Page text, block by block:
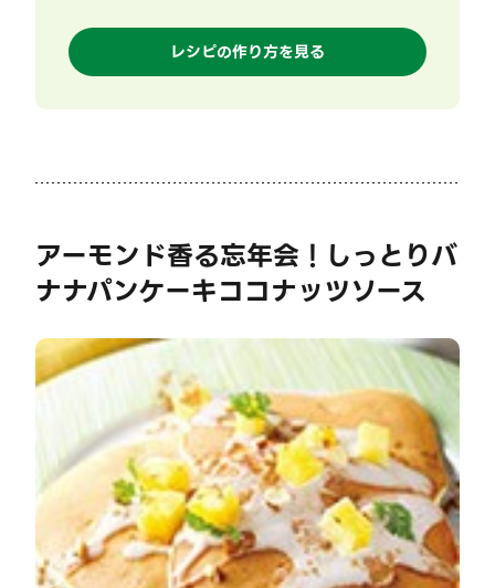
レシピの作り方を見る
アーモンド香る忘年会！しっとりバ
ナナパンケーキココナッツソース